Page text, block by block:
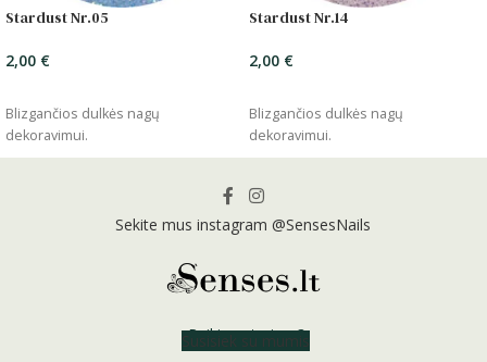
Stardust Nr.05
2,00 €
Blizgančios dulkės nagų
dekoravimui.
Stardust Nr.14
2,00 €
Blizgančios dulkės nagų
dekoravimui.
Sekite mus instagram @SensesNails
Reikia patarimo?
Susisiek su mumis